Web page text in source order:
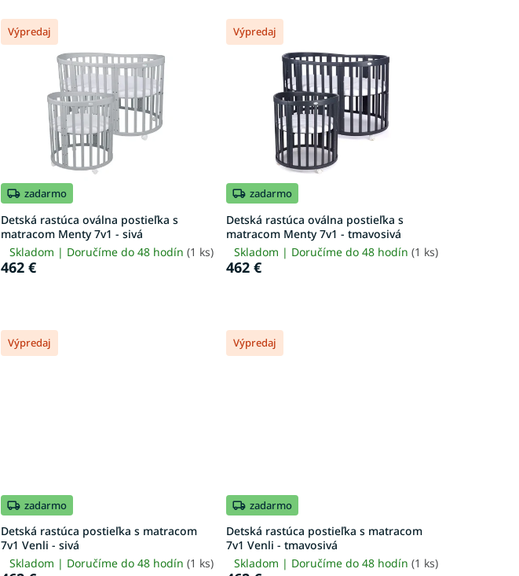
Výpredaj
zadarmo
Detská rastúca oválna postieľka s
matracom Menty 7v1 - sivá
Skladom | Doručíme do 48 hodín (1 ks)
462 €
Výpredaj
zadarmo
Detská rastúca oválna postieľka s
matracom Menty 7v1 - tmavosivá
Skladom | Doručíme do 48 hodín (1 ks)
462 €
Výpredaj
zadarmo
Detská rastúca postieľka s matracom
7v1 Venli - sivá
Skladom | Doručíme do 48 hodín (1 ks)
Výpredaj
zadarmo
Detská rastúca postieľka s matracom
7v1 Venli - tmavosivá
Skladom | Doručíme do 48 hodín (1 ks)